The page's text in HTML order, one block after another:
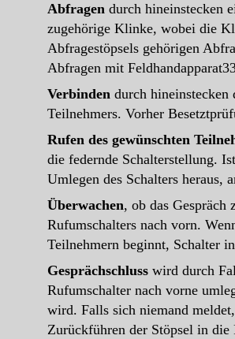
Abfragen durch hineinstecken
zugehörige Klinke, wobei die
Abfragestöpsels gehörigen
Abfragen mit
Verbinden durch hineinstecken
Teilnehmers. Vorher
Rufen des gewünschten
die federnde Schalterstellung.
Umlegen des Schalters heraus,
Überwachen, ob das Gespräch
Rufumschalters nach vorn.
Teilnehmern beginnt, Schalter
Gesprächschluss wird durch
Rufumschalter nach vorne
wird. Falls sich niemand
Zurückführen der Stöpsel in die